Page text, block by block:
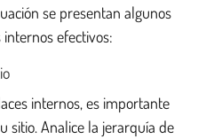
se presentan algunos
efectivos:
internos, es importante
sitio. Analice la jerarquía de